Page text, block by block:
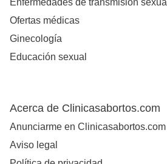
Enfermedades de transmisión sexual
Ofertas médicas
Ginecología
Educación sexual
Acerca de Clinicasabortos.com
Anunciarme en Clinicasabortos.com
Aviso legal